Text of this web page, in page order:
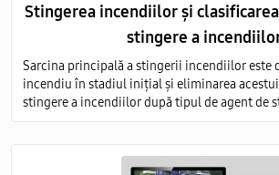
Stingerea incendiilor și
stingere a
Sarcina principală a stingerii incendiilor este
incendiu în stadiul inițial și eliminarea
stingere a incendiilor după tipul de agent de
aerosoli; apă; pulbere; gaz; spumă.